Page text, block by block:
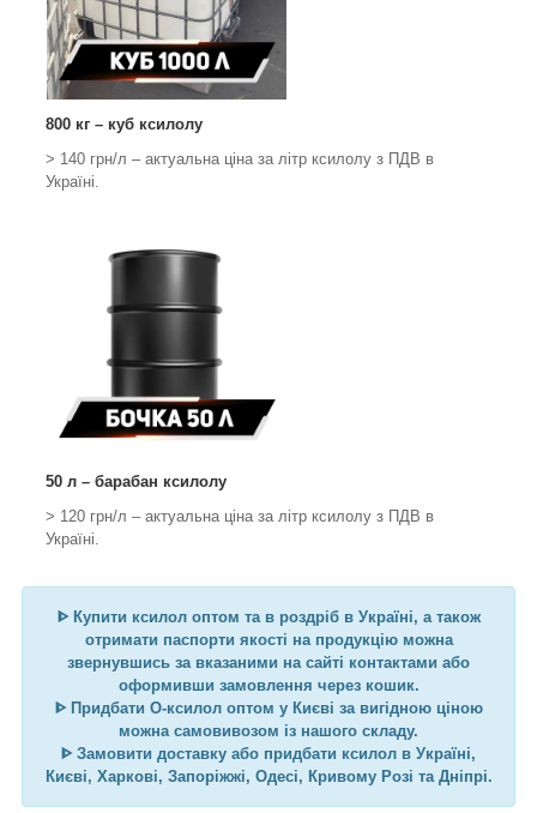
800 кг – куб ксилолу
> 140 грн/л – актуальна ціна за літр ксилолу з ПДВ в
Україні.
50 л – барабан ксилолу
> 120 грн/л – актуальна ціна за літр ксилолу з ПДВ в
Україні.
ᐈ Купити ксилол оптом та в роздріб в Україні, а також
отримати паспорти якості на продукцію можна
звернувшись за вказаними на сайті контактами або
оформивши замовлення через кошик.
ᐈ Придбати О-ксилол оптом у Києві за вигідною ціною
можна самовивозом із нашого складу.
ᐈ Замовити доставку або придбати ксилол в Україні,
Києві, Харкові, Запоріжжі, Одесі, Кривому Розі та Дніпрі.